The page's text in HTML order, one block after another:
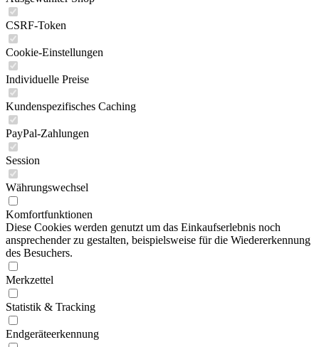
CSRF-Token
Cookie-Einstellungen
Individuelle Preise
Kundenspezifisches Caching
PayPal-Zahlungen
Session
Währungswechsel
Komfortfunktionen
Diese Cookies werden genutzt um das Einkaufserlebnis noch
ansprechender zu gestalten, beispielsweise für die Wiedererkennung
des Besuchers.
Merkzettel
Statistik & Tracking
Endgeräteerkennung